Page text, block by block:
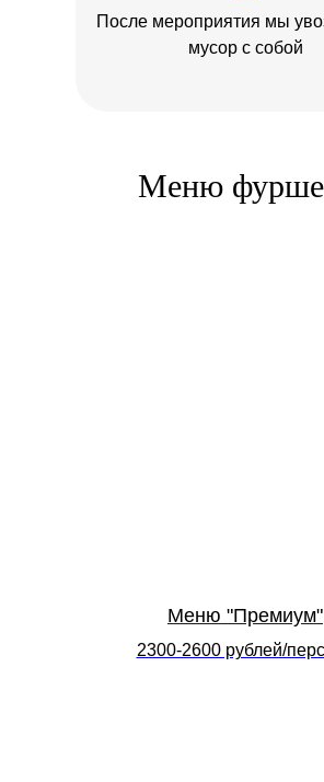
После мероприятия мы
мусор с собой
Меню
Меню "Премиум"
2300-2600 рублей/